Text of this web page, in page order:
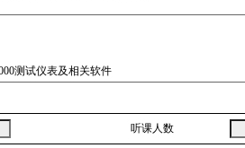
测试仪表及相关软件
听课人数